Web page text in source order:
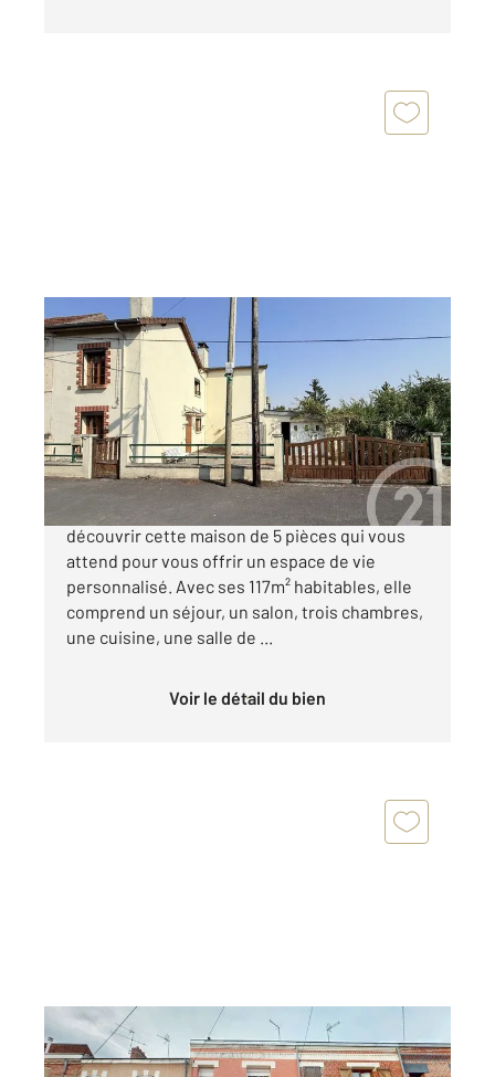
ST QUENTIN 02
116,79 m2 , 5 pièces
Ref : 13491
Maison à vendre
124 200 €
SAINT QUENTIN - Quartier Saint Martin Venez
découvrir cette maison de 5 pièces qui vous
attend pour vous offrir un espace de vie
personnalisé. Avec ses 117m² habitables, elle
comprend un séjour, un salon, trois chambres,
une cuisine, une salle de ...
Voir le détail du bien
ST QUENTIN 02
118,97 m2, 6 pièces